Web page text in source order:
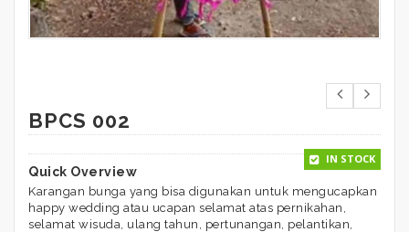
BPCS 002
IN STOCK
Quick Overview
Karangan bunga yang bisa digunakan untuk mengucapkan
happy wedding atau ucapan selamat atas pernikahan,
selamat wisuda, ulang tahun, pertunangan, pelantikan,